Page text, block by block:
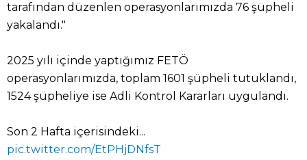
tarafından düzenlen operasyonlarımızda 76 şüpheli
yakalandı."
2025 yılı içinde yaptığımız FETÖ
operasyonlarımızda, toplam 1601 şüpheli tutuklandı,
1524 şüpheliye ise Adli Kontrol Kararları uygulandı.
Son 2 Hafta içerisindeki...
pic.twitter.com/EtPHjDNfsT